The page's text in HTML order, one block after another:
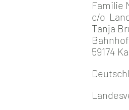
Familie
c/o
Tanja
59174